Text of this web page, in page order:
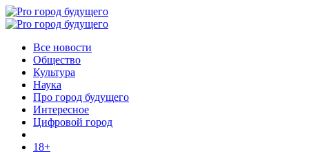
Menu
Поиск
Menu
Pro
Все новости
Общество
Культура
Наука
Про город будущего
Интересное
Цифровой город
18+